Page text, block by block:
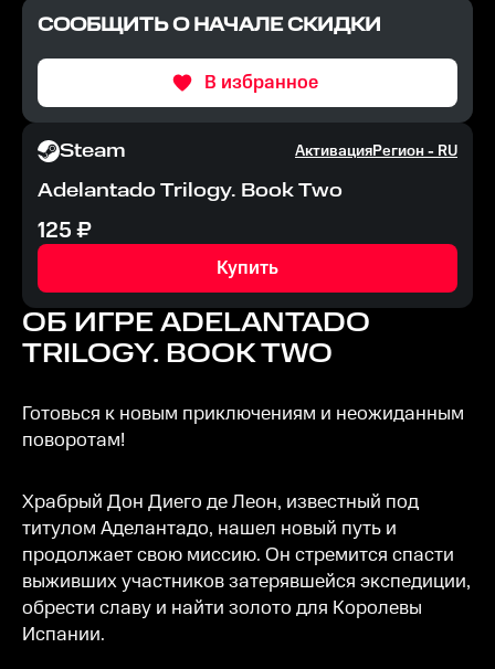
СООБЩИТЬ О НАЧАЛЕ СКИДКИ
В избранное
Steam АктивацияРегион -RU
Adelantado Trilogy. Book Two
125₽
Купить
ОБ ИГРЕADELANTADO
TRILOGY. BOOK TWO
Готовься к новым приключениям и неожиданным
поворотам!
Храбрый Дон Диего де Леон, известный под
титулом Аделантадо, нашел новый путь и
продолжает свою миссию. Он стремится спасти
выживших участников затерявшейся экспедиции,
обрести славу и найти золото для Королевы
Испании.